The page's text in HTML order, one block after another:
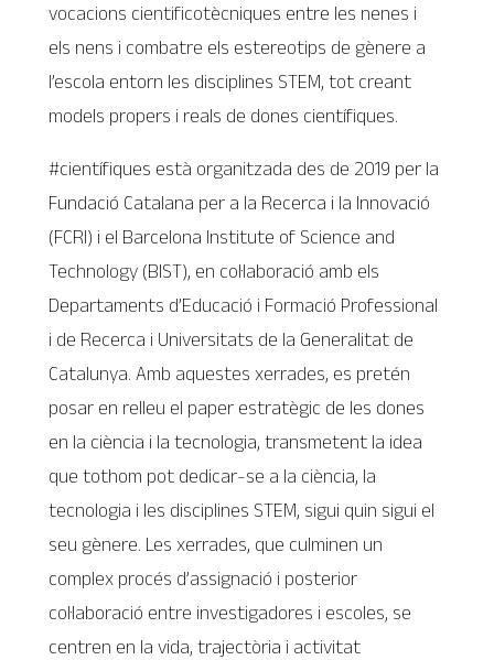
vocacions cientificotècniques entre les nenes i
els nens i combatre els estereotips de gènere a
l’escola entorn les disciplines STEM, tot creant
models propers i reals de dones científiques.
#científiques està organitzada des de 2019 per la
Fundació Catalana per a la Recerca i la Innovació
(FCRI) i el Barcelona Institute of Science and
Technology (BIST), en col·laboració amb els
Departaments d’Educació i Formació Professional
i de Recerca i Universitats de la Generalitat de
Catalunya. Amb aquestes xerrades, es pretén
posar en relleu el paper estratègic de les dones
en la ciència i la tecnologia, transmetent la idea
que tothom pot dedicar-se a la ciència, la
tecnologia i les disciplines STEM, sigui quin sigui el
seu gènere. Les xerrades, que culminen un
complex procés d’assignació i posterior
col·laboració entre investigadores i escoles, se
centren en la vida, trajectòria i activitat